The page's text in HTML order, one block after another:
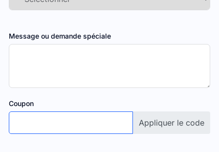
Message ou demande spéciale
Coupon
Appliquer le code